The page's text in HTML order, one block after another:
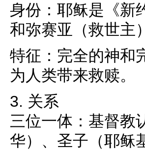
身份：耶稣是《新
和弥赛亚（救世主
特征：完全的神和
为人类带来救赎。
3. 关系
三位一体：基督教
华）、圣子（耶稣